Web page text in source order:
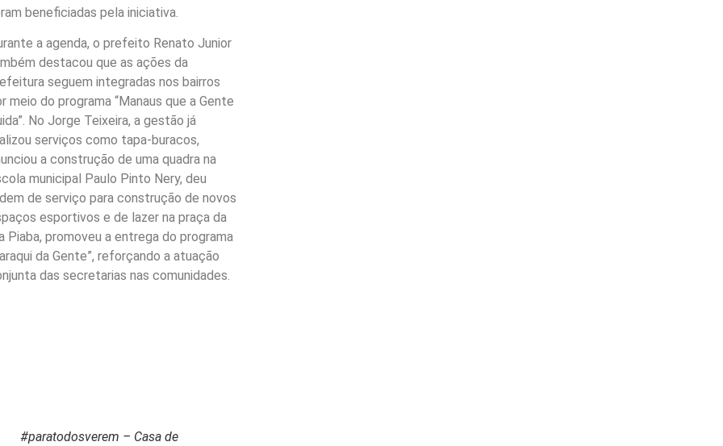
beneficiadas pela iniciativa.
a agenda, o prefeito Renato Junior
destacou que as ações da
seguem integradas nos bairros
meio do programa “Manaus que a Gente
No Jorge Teixeira, a gestão já
serviços como tapa-buracos,
a construção de uma quadra na
municipal Paulo Pinto Nery, deu
de serviço para construção de novos
esportivos e de lazer na praça da
Piaba, promoveu a entrega do programa
da Gente”, reforçando a atuação
das secretarias nas comunidades.
#paratodosverem – Casa de